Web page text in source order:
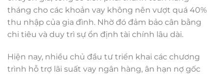
tháng cho các khoản vay không nên vượt quá 40%
thu nhập của gia đình. Nhờ đó đảm bảo cân bằng
chi tiêu và duy trì sự ổn định tài chính lâu dài.
Hiện nay, nhiều chủ đầu tư triển khai các chương
trình hỗ trợ lãi suất vay ngân hàng, ân hạn nợ gốc